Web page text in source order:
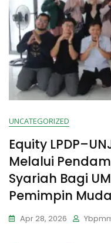
UNCATEGORIZED
Equity
Melalui
Syariah Bagi
Pemimpin Muda
Apr 28, 2026